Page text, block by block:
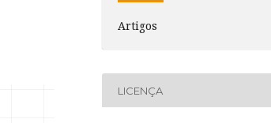
Artigos
LICENÇA